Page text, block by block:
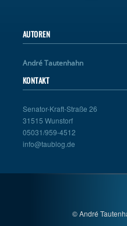
AUTOREN
André Tautenhahn
KONTAKT
Senator-Kraft-Straße 26
31515 Wunstorf
05031/959-4512
info@taublog.de
© André